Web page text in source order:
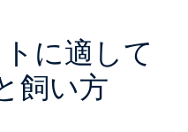
に適して
飼い方